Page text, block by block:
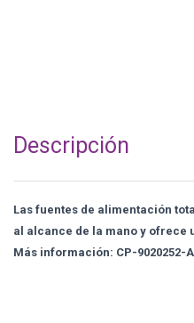
Descripción
Las fuentes de alimentación
al alcance de la mano y ofrece
Más información: CP-9020252-